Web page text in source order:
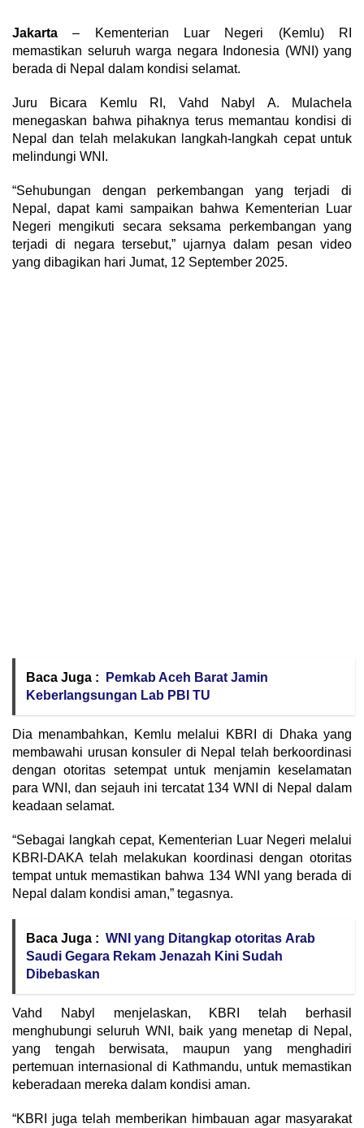
Jakarta – Kementerian Luar Negeri (Kemlu) RI
memastikan seluruh warga negara Indonesia (WNI) yang
berada di Nepal dalam kondisi selamat.
Juru Bicara Kemlu RI, Vahd Nabyl A. Mulachela
menegaskan bahwa pihaknya terus memantau kondisi di
Nepal dan telah melakukan langkah-langkah cepat untuk
melindungi WNI.
“Sehubungan dengan perkembangan yang terjadi di
Nepal, dapat kami sampaikan bahwa Kementerian Luar
Negeri mengikuti secara seksama perkembangan yang
terjadi di negara tersebut,” ujarnya dalam pesan video
yang dibagikan hari Jumat, 12 September 2025.
Baca Juga :
Pemkab Aceh Barat Jamin
Keberlangsungan Lab PBI TU
Dia menambahkan, Kemlu melalui KBRI di Dhaka yang
membawahi urusan konsuler di Nepal telah berkoordinasi
dengan otoritas setempat untuk menjamin keselamatan
para WNI, dan sejauh ini tercatat 134 WNI di Nepal dalam
keadaan selamat.
“Sebagai langkah cepat, Kementerian Luar Negeri melalui
KBRI-DAKA telah melakukan koordinasi dengan otoritas
tempat untuk memastikan bahwa 134 WNI yang berada di
Nepal dalam kondisi aman,” tegasnya.
Baca Juga : WNI yang Ditangkap otoritas Arab
Saudi Gegara Rekam Jenazah Kini Sudah
Dibebaskan
Vahd Nabyl menjelaskan, KBRI telah berhasil
menghubungi seluruh WNI, baik yang menetap di Nepal,
yang tengah berwisata, maupun yang menghadiri
pertemuan internasional di Kathmandu, untuk memastikan
keberadaan mereka dalam kondisi aman.
“KBRI juga telah memberikan himbauan agar masyarakat